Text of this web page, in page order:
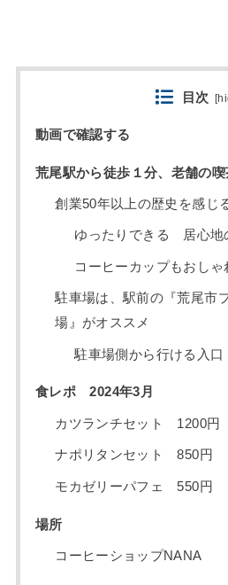
目次 [
動画で確認する
荒尾駅から徒歩１分、老舗の喫
創業50年以上の歴史を感じ
ゆったりできる 居心地
コーヒーカップもおしゃ
駐車場は、駅前の『荒尾市
場』がオススメ
駐車場側から行ける入口
食レポ 2024年3月
カツランチセット 1200円
ナポリタンセット 850円
モカゼリーパフェ 550円
場所
コーヒーショップNANA